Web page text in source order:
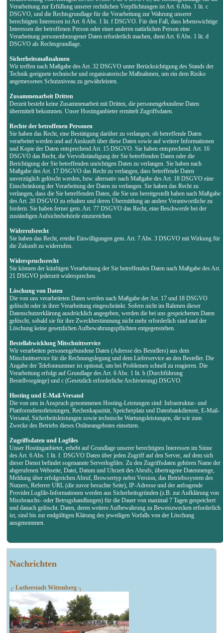
Nachrichten
┌ Lutherstadt Wittenberg ┐
Verarbeitung zur Erfüllung unserer rechtlichen Verpflichtungen ist Art. 6 Abs. 1 lit. c
DSGVO, und die Rechtsgrundlage für die Verarbeitung zur Wahrung unserer
berechtigten Interessen ist Art. 6 Abs. 1 lit. f DSGVO. Für den Fall, dass lebenswichtige
Interessen der betroffenen Person oder einer anderen natürlichen Person eine
Verarbeitung personenbezogener Daten erforderlich machen, dient Art. 6 Abs. 1 lit. d
DSGVO als Rechtsgrundlage.
Sicherheitsmaßnahmen
Wir treffen nach Maßgabe des Art. 32 DSGVO unter Berücksichtigung des Stands der
Technik geeignete technische und organisatorische Maßnahmen, um ein dem Risiko
angemessenes Schutzniveau zu gewährleisten.
Zusammenarbeit Dritten
Derzeit besteht keine Zusammenarbeit mit Dritten, die personengebundene Daten
übermittelt bekommen. Unser Hostinganbieter ermittelt Zugriffsdaten.
Rechte der betroffenen Personen
Sie haben das Recht, eine Bestätigung darüber zu verlangen, ob betreffende Daten
verarbeitet werden und auf Auskunft über diese Daten sowie auf weitere Informationen
und Kopie der Daten entsprechend Art. 15 DSGVO. Sie haben entsprechend. Art. 16
DSGVO das Recht, die Vervollständigung der Sie betreffenden Daten oder die
Berichtigung der Sie betreffenden unrichtigen Daten zu verlangen. Sie haben nach
Maßgabe des Art. 17 DSGVO das Recht zu verlangen, dass betreffende Daten
unverzüglich gelöscht werden, bzw. alternativ nach Maßgabe des Art. 18 DSGVO eine
Einschränkung der Verarbeitung der Daten zu verlangen. Sie haben das Recht zu
verlangen, dass die Sie betreffenden Daten, die Sie uns bereitgestellt haben nach Maßgabe
des Art. 20 DSGVO zu erhalten und deren Übermittlung an andere Verantwortliche zu
fordern. Sie haben ferner gem. Art. 77 DSGVO das Recht, eine Beschwerde bei der
zuständigen Aufsichtsbehörde einzureichen.
Widerrufsrecht
Sie haben das Recht, erteilte Einwilligungen gem. Art. 7 Abs. 3 DSGVO mit Wirkung für
die Zukunft zu widerrufen.
Widerspruchsrecht
Sie können der künftigen Verarbeitung der Sie betreffenden Daten nach Maßgabe des Art.
21 DSGVO jederzeit widersprechen.
Löschung von Daten
Die von uns verarbeiteten Daten werden nach Maßgabe der Art. 17 und 18 DSGVO
gelöscht oder in ihrer Verarbeitung eingeschränkt. Sofern nicht im Rahmen dieser
Datenschutzerklärung ausdrücklich angegeben, werden die bei uns gespeicherten Daten
gelöscht, sobald sie für ihre Zweckbestimmung nicht mehr erforderlich sind und der
Löschung keine gesetzlichen Aufbewahrungspflichten entgegenstehen.
Bestellabwicklung Mitschnittservice
Wir verarbeiten personengebundene Daten (Adresse des Bestellers) aus dem
Mitschnittservice für die Rechnungslegung und dem Lieferservice an den Besteller. Die
Angabe der Telefonnummer ist optional, um bei Problemen schnell zu reagieren. Die
Verarbeitung erfolgt auf Grundlage des Art. 6 Abs. 1 lit. b (Durchführung
Bestellvorgänge) und c (Gesetzlich erforderliche Archivierung) DSGVO.
Hosting und E-Mail-Versand
Die von uns in Anspruch genommenen Hosting-Leistungen sind: Infrastruktur- und
Plattformdienstleistungen, Rechenkapazität, Speicherplatz und Datenbankdienste, E-Mail-
Versand, Sicherheitsleistungen sowie technische Wartungsleistungen, die wir zum
Zwecke des Betriebs dieses Onlineangebotes einsetzen.
Zugriffsdaten und Logfiles
Unser Hostinganbieter, erhebt auf Grundlage unserer berechtigten Interessen im Sinne
des Art. 6 Abs. 1 lit. f. DSGVO Daten über jeden Zugriff auf den Server, auf dem sich
dieser Dienst befindet sogenannte Serverlogfiles. Zu den Zugriffsdaten gehören Name der
abgerufenen Webseite, Datei, Datum und Uhrzeit des Abrufs, übertragene Datenmenge,
Meldung über erfolgreichen Abruf, Browsertyp nebst Version, das Betriebssystem des
Nutzers, Referrer URL (die zuvor besuchte Seite), IP-Adresse und der anfragende
Provider.Logfile-Informationen werden aus Sicherheitsgründen (z.B. zur Aufklärung von
Missbrauchs- oder Betrugshandlungen) für die Dauer von maximal 7 Tagen gespeichert
und danach gelöscht. Daten, deren weitere Aufbewahrung zu Beweiszwecken erforderlich
ist, sind bis zur endgültigen Klärung des jeweiligen Vorfalls von der Löschung
ausgenommen.